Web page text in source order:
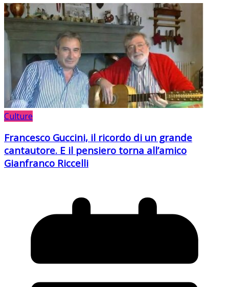
Culture
Francesco Guccini, il ricordo di un grande
cantautore. E il pensiero torna all’amico
Gianfranco Riccelli